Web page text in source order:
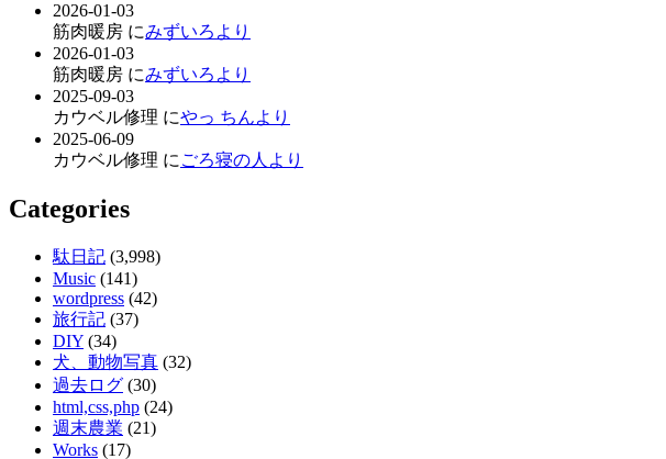
2026-01-03
筋肉暖房 にみずいろより
2026-01-03
筋肉暖房 にみずいろより
2025-09-03
カウベル修理 にやっ ちんより
2025-06-09
カウベル修理 に ごろ寝の人より
Categories
駄日記 (3,998)
Music (141)
wordpress (42)
旅行記 (37)
DIY (34)
犬、動物写真 (32)
過去ログ (30)
html,css,php (24)
週末農業 (21)
Works (17)